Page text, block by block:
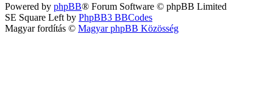
Powered by phpBB® Forum Software © phpBB Limited
SE Square Left by PhpBB3 BBCodes
Magyar fordítás © Magyar phpBB Közösség